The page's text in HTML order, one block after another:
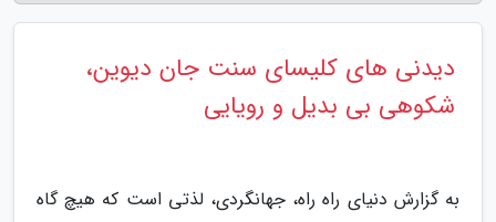
دیدنی های کلیسای سنت جان دیوین،
شکوهی بی بدیل و رویایی
به گزارش دنیای راه راه، جهانگردی، لذتی است که هیچ گاه